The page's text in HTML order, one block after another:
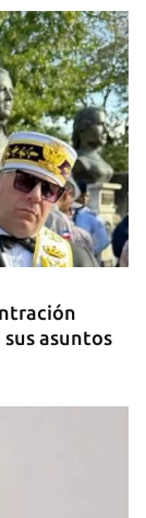
de
ICE
asuntos